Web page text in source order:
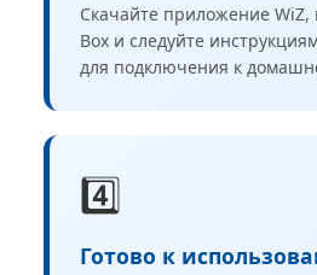
Скачайте приложение WiZ,
Box и следуйте
для подключения к
4️⃣
Готово к